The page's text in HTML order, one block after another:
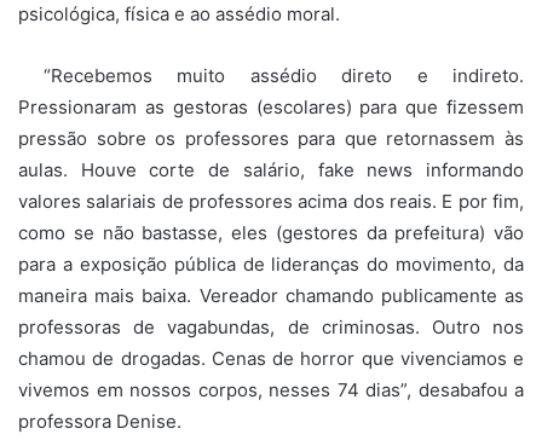
psicológica, física e ao assédio moral.
“Recebemos muito assédio direto e indireto.
Pressionaram as gestoras (escolares) para que fizessem
pressão sobre os professores para que retornassem às
aulas. Houve corte de salário, fake news informando
valores salariais de professores acima dos reais. E por fim,
como se não bastasse, eles (gestores da prefeitura) vão
para a exposição pública de lideranças do movimento, da
maneira mais baixa. Vereador chamando publicamente as
professoras de vagabundas, de criminosas. Outro nos
chamou de drogadas. Cenas de horror que vivenciamos e
vivemos em nossos corpos, nesses 74 dias”, desabafou a
professora Denise.